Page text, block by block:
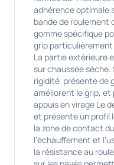
adhérence optimale
bande de roulement
gomme spécifique
grip
La partie extérieure
sur chaussée
rigidité présente de
améliorent le grip,
appuis en virage Le
et présente un profil
la zone de contact
l’échauffement et
la résistance au